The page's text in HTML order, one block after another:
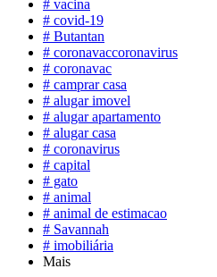
# vacina
# covid-19
# Butantan
# coronavaccoronavirus
# coronavac
# camprar casa
# alugar imovel
# alugar apartamento
# alugar casa
# coronavirus
# capital
# gato
# animal
# animal de estimacao
# Savannah
# imobiliária
Mais